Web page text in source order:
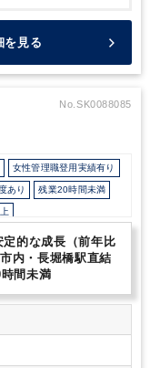
就業している方が多
任意監査が入ってお
た社員が多いです。
やすい環境です。■
電力供給を行ってい
続けております。
を見る
No.SK0088085
女性管理職登用実績有り
あり 残業20時間未満
定的な成長（前年比
内・長堀橋駅直結
間未満